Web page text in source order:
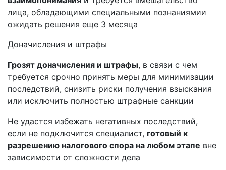
лица, обладающими специальными познаниямии
ожидать решения еще 3 месяца
Доначисления и штрафы
Грозят доначисления и штрафы, в связи с чем
требуется срочно принять меры для минимизации
последствий, снизить риски получения взыскания
или исключить полностью штрафные санкции
Не удастся избежать негативных последствий,
если не подключится специалист, готовый к
разрешению налогового спора на любом этапе вне
зависимости от сложности дела